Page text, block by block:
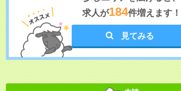
求人が184件増えます！
見てみる